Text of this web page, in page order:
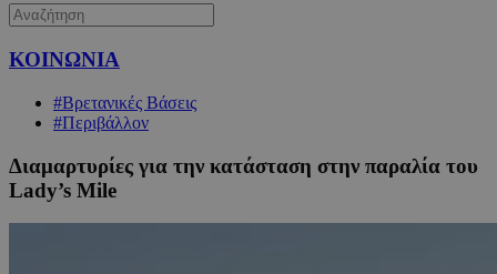
ΚΟΙΝΩΝΙΑ
#Βρετανικές Βάσεις
#Περιβάλλον
Διαμαρτυρίες για την κατάσταση στην παραλία του
Lady’s Mile